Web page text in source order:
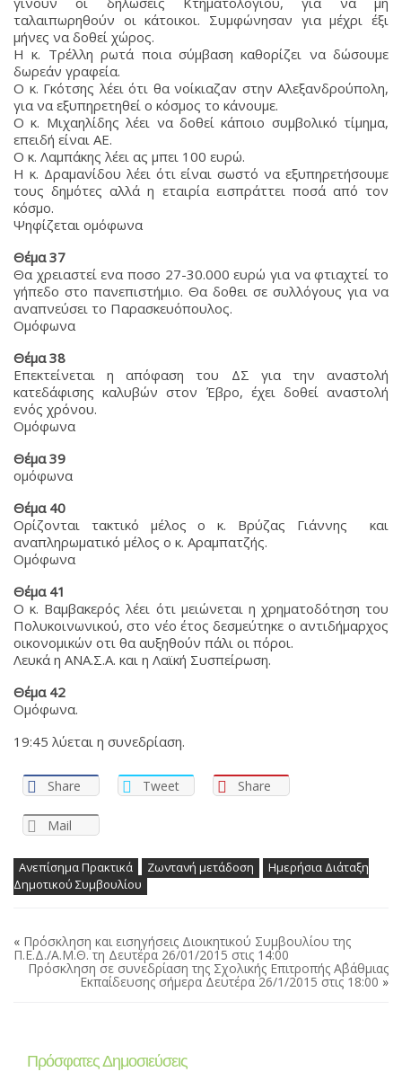
ταλαιπωρηθούν οι κάτοικοι. Συμφώνησαν για μέχρι έξι
μήνες να δοθεί χώρος.
Η κ. Τρέλλη ρωτά ποια σύμβαση καθορίζει να δώσουμε
δωρεάν γραφεία.
Ο κ. Γκότσης λέει ότι θα νοίκιαζαν στην Αλεξανδρούπολη,
για να εξυπηρετηθεί ο κόσμος το κάνουμε.
Ο κ. Μιχαηλίδης λέει να δοθεί κάποιο συμβολικό τίμημα,
επειδή είναι ΑΕ.
Ο κ. Λαμπάκης λέει ας μπει 100 ευρώ.
Η κ. Δραμανίδου λέει ότι είναι σωστό να εξυπηρετήσουμε
τους δημότες αλλά η εταιρία εισπράττει ποσά από τον
κόσμο.
Ψηφίζεται ομόφωνα
Θέμα 37
Θα χρειαστεί ενα ποσο 27-30.000 ευρώ για να φτιαχτεί το
γήπεδο στο πανεπιστήμιο. Θα δοθει σε συλλόγους για να
αναπνεύσει το Παρασκευόπουλος.
Ομόφωνα
Θέμα 38
Επεκτείνεται η απόφαση του ΔΣ για την αναστολή
κατεδάφισης καλυβών στον Έβρο, έχει δοθεί αναστολή
ενός χρόνου.
Ομόφωνα
Θέμα 39
ομόφωνα
Θέμα 40
Ορίζονται τακτικό μέλος ο κ. Βρύζας Γιάννης και
αναπληρωματικό μέλος ο κ. Αραμπατζής.
Ομόφωνα
Θέμα 41
Ο κ. Βαμβακερός λέει ότι μειώνεται η χρηματοδότηση του
Πολυκοινωνικού, στο νέο έτος δεσμεύτηκε ο αντιδήμαρχος
οικονομικών οτι θα αυξηθούν πάλι οι πόροι.
Λευκά η ΑΝΑ.Σ.Α. και η Λαϊκή Συσπείρωση.
Θέμα 42
Ομόφωνα.
19:45 λύεται η συνεδρίαση.
Share Tweet Share
Mail
Ανεπίσημα Πρακτικά Ζωντανή μετάδοση
Ημερήσια Διάταξη
Δημοτικού Συμβουλίου
« Πρόσκληση και εισηγήσεις Διοικητικού Συμβουλίου της
Π.Ε.Δ./Α.Μ.Θ. τη Δευτέρα 26/01/2015 στις 14:00
Πρόσκληση σε συνεδρίαση της Σχολικής Επιτροπής Α΄βάθμιας
Εκπαίδευσης σήμερα Δευτέρα 26/1/2015 στις 18:00 »
Πρόσφατες Δημοσιεύσεις